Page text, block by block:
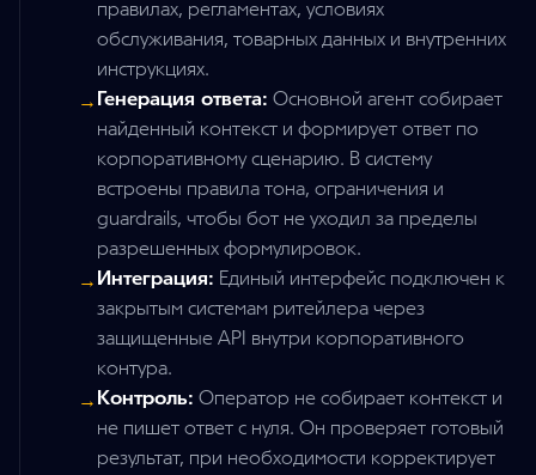
правилах, регламентах, условиях
обслуживания, товарных данных и внутренних
инструкциях.
→ Генерация ответа: Основной агент собирает
найденный контекст и формирует ответ по
корпоративному сценарию. В систему
встроены правила тона, ограничения и
guardrails, чтобы бот не уходил за пределы
разрешенных формулировок.
→ Интеграция: Единый интерфейс подключен к
закрытым системам ритейлера через
защищенные API внутри корпоративного
контура.
→ Контроль: Оператор не собирает контекст и
не пишет ответ с нуля. Он проверяет готовый
результат, при необходимости корректирует